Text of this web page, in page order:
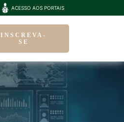
ACESSO AOS PORTAIS
INSCREVA-
SE